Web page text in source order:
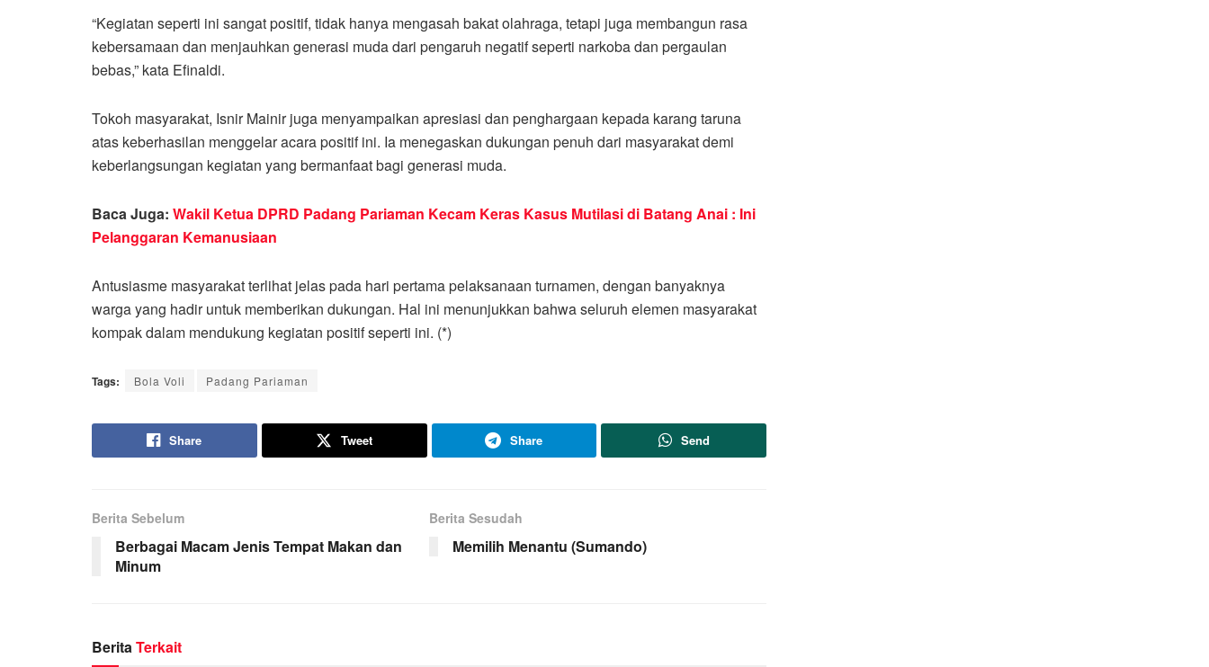
“Kegiatan seperti ini sangat positif, tidak hanya mengasah bakat olahraga, tetapi juga membangun rasa
kebersamaan dan menjauhkan generasi muda dari pengaruh negatif seperti narkoba dan pergaulan
bebas,” kata Efinaldi.
Tokoh masyarakat, Isnir Mainir juga menyampaikan apresiasi dan penghargaan kepada karang taruna
atas keberhasilan menggelar acara positif ini. Ia menegaskan dukungan penuh dari masyarakat demi
keberlangsungan kegiatan yang bermanfaat bagi generasi muda.
Baca Juga: Wakil Ketua DPRD Padang Pariaman Kecam Keras Kasus Mutilasi di Batang Anai : Ini
Pelanggaran Kemanusiaan
Antusiasme masyarakat terlihat jelas pada hari pertama pelaksanaan turnamen, dengan banyaknya
warga yang hadir untuk memberikan dukungan. Hal ini menunjukkan bahwa seluruh elemen masyarakat
kompak dalam mendukung kegiatan positif seperti ini. (*)
Tags: Bola Voli Padang Pariaman
Share Tweet Share Send
Berita Sebelum
Berbagai Macam Jenis Tempat Makan dan
Minum
Berita Sesudah
Memilih Menantu (Sumando)
BeritaTerkait